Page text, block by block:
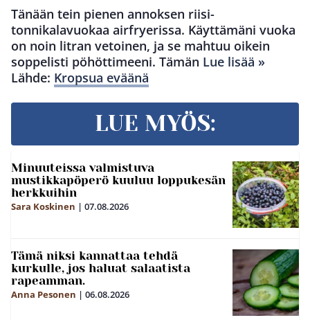
Tänään tein pienen annoksen riisi-
tonnikalavuokaa airfryerissa. Käyttämäni vuoka
on noin litran vetoinen, ja se mahtuu oikein
soppelisti pöhöttimeeni. Tämän Lue lisää »
Lähde: Kropsua eväänä
LUE MYÖS:
Minuuteissa valmistuva
mustikkapöperö kuuluu loppukesän
herkkuihin
Sara Koskinen | 07.08.2026
Tämä niksi kannattaa tehdä
kurkulle, jos haluat salaatista
rapeamman.
Anna Pesonen | 06.08.2026